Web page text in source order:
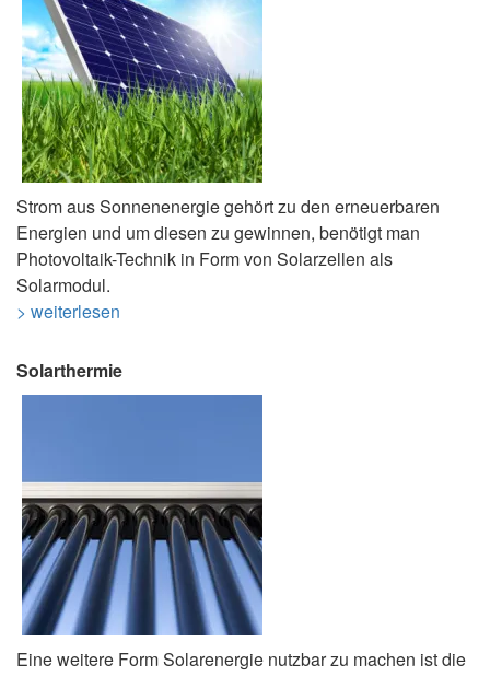
Strom aus Sonnenenergie gehört zu den erneuerbaren
Energien und um diesen zu gewinnen, benötigt man
Photovoltaik-Technik in Form von Solarzellen als
Solarmodul.
> weiterlesen
Solarthermie
Eine weitere Form Solarenergie nutzbar zu machen ist die